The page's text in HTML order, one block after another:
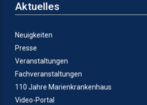
Aktuelles
Neuigkeiten
Presse
Veranstaltungen
Fachveranstaltungen
110 Jahre Marienkrankenhaus
Video-Portal